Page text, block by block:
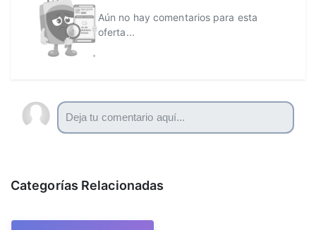
Aún no hay comentarios para esta
oferta...
Categorías Relacionadas